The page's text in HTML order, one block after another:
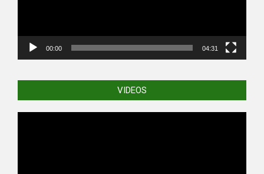
00:00 04:31
VIDEOS